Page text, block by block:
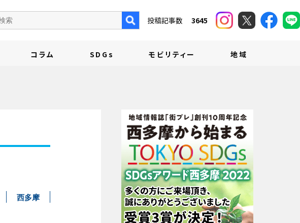
コラム SDGs モビリティー 地域
投稿記事数 3645
西多摩